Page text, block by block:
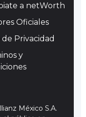
a netWorth
Oficiales
de Privacidad
y
México S.A.